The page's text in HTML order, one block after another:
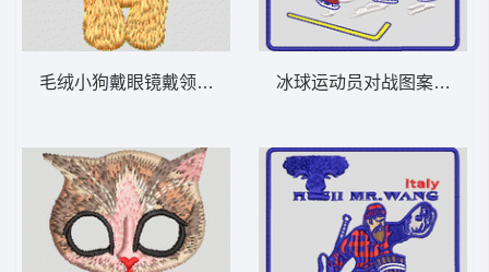
毛绒小狗戴眼镜戴领结 小狗 冰球运动员对战图案 徽章